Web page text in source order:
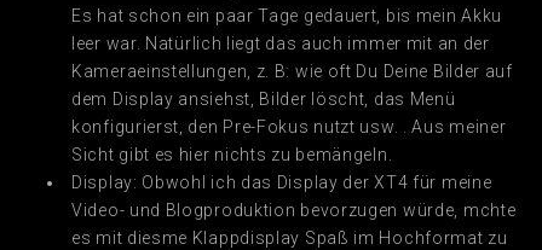
Es hat schon ein paar Tage gedauert, bis mein Akku
leer war. Natürlich liegt das auch immer mit an der
Kameraeinstellungen, z. B: wie oft Du Deine Bilder auf
dem Display ansiehst, Bilder löscht, das Menü
konfigurierst, den Pre-Fokus nutzt usw. . Aus meiner
Sicht gibt es hier nichts zu bemängeln.
Display: Obwohl ich das Display der XT4 für meine
Video- und Blogproduktion bevorzugen würde, mchte
es mit diesme Klappdisplay Spaß im Hochformat zu